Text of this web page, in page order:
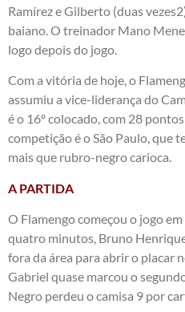
Ramírez e Gilberto (duas
baiano. O treinador Mano
logo depois do jogo.
Com a vitória de hoje, o
assumiu a vice-liderança do
é o 16º colocado, com 28
competição é o São Paulo, que
mais que rubro-negro carioca.
A PARTIDA
O Flamengo começou o jogo
quatro minutos, Bruno
fora da área para abrir o placar
Gabriel quase marcou o
Negro perdeu o camisa 9 por